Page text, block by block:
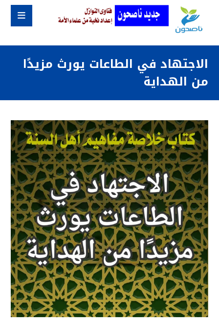
الاجتهاد في الطاعات يورث مزيدًا
من الهداية